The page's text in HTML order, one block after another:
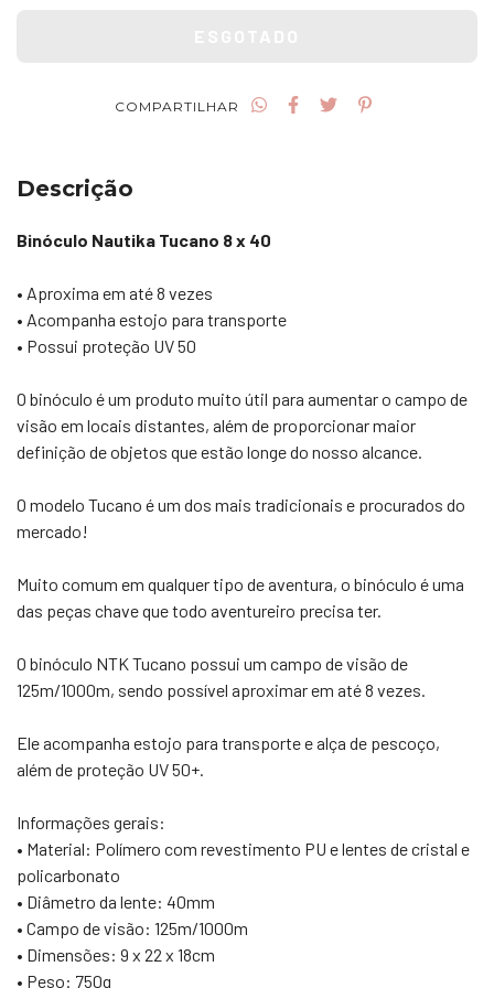
COMPARTILHAR
Descrição
Binóculo Nautika Tucano 8 x 40
• Aproxima em até 8 vezes
• Acompanha estojo para transporte
• Possui proteção UV 50
O binóculo é um produto muito útil para aumentar o campo de
visão em locais distantes, além de proporcionar maior
definição de objetos que estão longe do nosso alcance.
O modelo Tucano é um dos mais tradicionais e procurados do
mercado!
Muito comum em qualquer tipo de aventura, o binóculo é uma
das peças chave que todo aventureiro precisa ter.
O binóculo NTK Tucano possui um campo de visão de
125m/1000m, sendo possível aproximar em até 8 vezes.
Ele acompanha estojo para transporte e alça de pescoço,
além de proteção UV 50+.
Informações gerais:
• Material: Polímero com revestimento PU e lentes de cristal e
policarbonato
• Diâmetro da lente: 40mm
• Campo de visão: 125m/1000m
• Dimensões: 9 x 22 x 18cm
• Peso: 750g